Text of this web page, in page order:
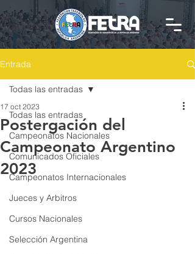
Entrada
Todas las entradas
Campeonatos Nacionales
Comunicados Oficiales
Campeonatos Internacionales
Jueces y Arbitros
Cursos Nacionales
Selección Argentina
Todas las entradas
Postergación del
Campeonato Argentino
2023
17 oct 2023